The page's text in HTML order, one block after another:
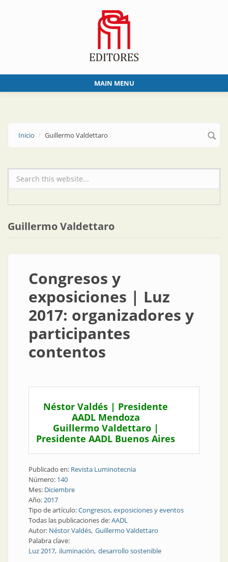
MAIN MENU
Inicio Guillermo Valdettaro
Formulario de búsqueda
Guillermo Valdettaro
Congresos y
exposiciones | Luz
2017: organizadores y
participantes
contentos
Néstor Valdés | Presidente
AADL Mendoza
Guillermo Valdettaro |
Presidente AADL Buenos Aires
Publicado en: Revista Luminotecnia
Número: 140
Mes: Diciembre
Año:2017
Tipo de artículo:Congresos, exposiciones y eventos
Todas las publicaciones de:AADL
Autor: Néstor Valdés Guillermo Valdettaro
Palabra clave:
Luz 2017 iluminación desarrollo sostenible